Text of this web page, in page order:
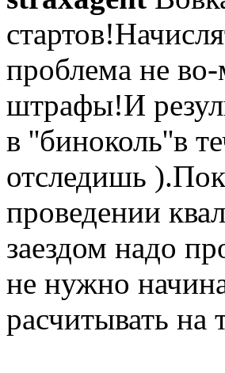
проблема не
штрафы!И
в ''биноколь''в
отследишь
проведении
заездом надо
не нужно
расчитывать на